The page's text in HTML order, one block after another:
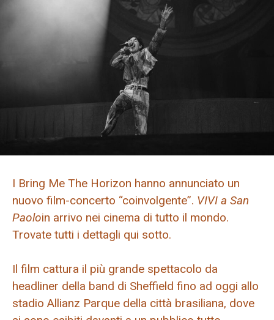
I Bring Me The Horizon hanno annunciato un
nuovo film-concerto “coinvolgente”. VIVI a San
Paoloin arrivo nei cinema di tutto il mondo.
Trovate tutti i dettagli qui sotto.
Il film cattura il più grande spettacolo da
headliner della band di Sheffield fino ad oggi allo
stadio Allianz Parque della città brasiliana, dove